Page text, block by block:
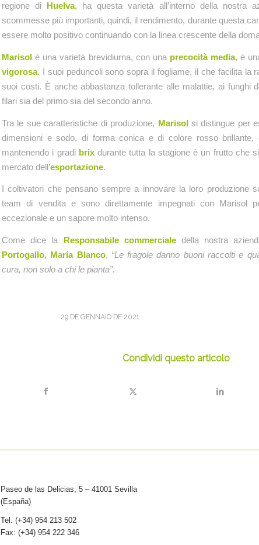
regione di Huelva, ha questa varietà all’interno della nostra
scommesse più importanti, quindi, il rendimento, durante questa
essere molto positivo continuando con la linea crescente della
Marisol è una varietà brevidiurna, con una precocità media, è
vigorosa. I suoi peduncoli sono sopra il fogliame, il che facilita la
suoi costi. È anche abbastanza tollerante alle malattie, ai funghi
filari sia del primo sia del secondo anno.
Tra le sue caratteristiche di produzione, Marisolsi distingue per
dimensioni e sodo, di forma conica e di colore rosso brillante,
mantenendo i gradi brixdurante tutta la stagione è un frutto che
mercato dell’esportazione.
I coltivatori che pensano sempre a innovare la loro produzione
team di vendita e sono direttamente impegnati con Marisol
eccezionale e un sapore molto intenso.
Come dice la Responsabile commerciale della nostra
Portogallo, María Blanco, “Le fragole danno buoni raccolti e
cura, non solo a chi le pianta”.
29 DE GENNAIO DE 2021
Condividi questo articolo
Paseo de las Delicias, 5 – 41001 Sevilla
(España)
Tel. (+34) 954 213 502
Fax: (+34) 954 222 346